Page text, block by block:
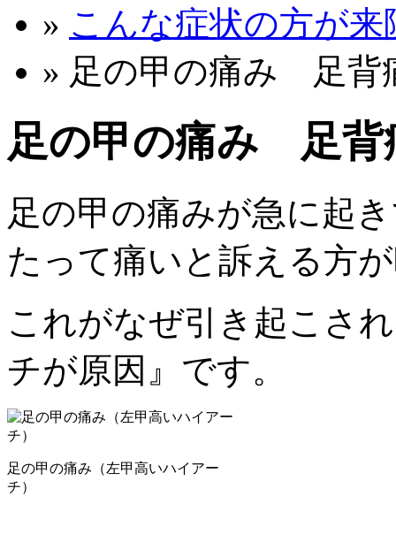
» こんな症状の方が
» 足の甲の痛み 足背
足の甲の痛み 足背
足の甲の痛みが急に起
たって痛いと訴える方
これがなぜ引き起こさ
チが原因』です。
足の甲の痛み（左甲高いハイアー
チ）